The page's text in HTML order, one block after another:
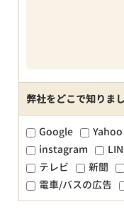
弊社をどこで知りま
Google Yahoo
instagram
テレビ
新聞
電車/バスの広告